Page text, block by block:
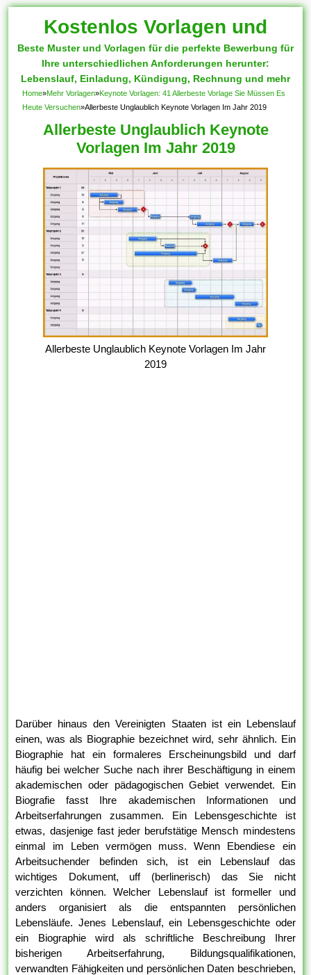
Kostenlos Vorlagen und
Muster
Beste Muster und Vorlagen für die perfekte Bewerbung für
Ihre unterschiedlichen Anforderungen herunter:
Lebenslauf, Einladung, Kündigung, Rechnung und mehr
Home»Mehr Vorlagen»Keynote Vorlagen: 41 Allerbeste Vorlage Sie Müssen Es
Heute Versuchen»Allerbeste Unglaublich Keynote Vorlagen Im Jahr 2019
Allerbeste Unglaublich Keynote
Vorlagen Im Jahr 2019
Allerbeste Unglaublich Keynote Vorlagen Im Jahr
2019
Darüber hinaus den Vereinigten Staaten ist ein Lebenslauf
einen, was als Biographie bezeichnet wird, sehr ähnlich. Ein
Biographie hat ein formaleres Erscheinungsbild und darf
häufig bei welcher Suche nach ihrer Beschäftigung in einem
akademischen oder pädagogischen Gebiet verwendet. Ein
Biografie fasst Ihre akademischen Informationen und
Arbeitserfahrungen zusammen. Ein Lebensgeschichte ist
etwas, dasjenige fast jeder berufstätige Mensch mindestens
einmal im Leben vermögen muss. Wenn Ebendiese ein
Arbeitsuchender befinden sich, ist ein Lebenslauf das
wichtiges Dokument, uff (berlinerisch) das Sie nicht
verzichten können. Welcher Lebenslauf ist formeller und
anders organisiert als die entspannten persönlichen
Lebensläufe. Jenes Lebenslauf, ein Lebensgeschichte oder
ein Biographie wird als schriftliche Beschreibung Ihrer
bisherigen Arbeitserfahrung, Bildungsqualifikationen,
verwandten Fähigkeiten und persönlichen Daten beschrieben,